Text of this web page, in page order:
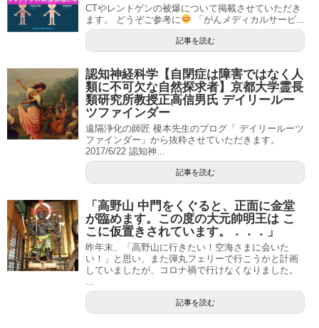
CTやレントゲンの被爆について掲載させていただき
ます。 どうぞご参考に
「がんメディカルサービ...
記事を読む
認知神経科学【自閉症は障害ではなく人
類に不可欠な自然探求者】京都大学霊長
類研究所教授正高信男氏 デイリールー
ツファインダー
遠隔浄化の師匠 榎本先生のブログ「 デイリールーツ
ファインダー」から抜粋させていただきます。
2017/6/22 認知神...
記事を読む
「高野山 中門をくぐると、正面に金堂
が臨めます。この度の大元帥明王は こ
こに仮置きされています。．．．」
昨年末、「高野山に行きたい！空海さまに会いた
い！」と思い、また弾丸フェリーで行こうかと計画
していましたが、コロナ禍で行けなくなりました。
記事を読む